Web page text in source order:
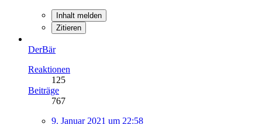
Inhalt melden
Zitieren
DerBär
Reaktionen
125
Beiträge
767
9. Januar 2021 um 22:58